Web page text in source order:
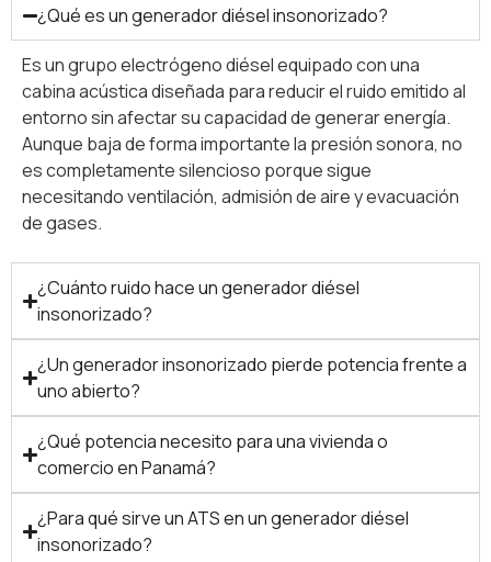
¿Qué es un generador diésel insonorizado?
Es un grupo electrógeno diésel equipado con una
cabina acústica diseñada para reducir el ruido emitido al
entorno sin afectar su capacidad de generar energía.
Aunque baja de forma importante la presión sonora, no
es completamente silencioso porque sigue
necesitando ventilación, admisión de aire y evacuación
de gases.
¿Cuánto ruido hace un generador diésel
insonorizado?
¿Un generador insonorizado pierde potencia frente a
uno abierto?
¿Qué potencia necesito para una vivienda o
comercio en Panamá?
¿Para qué sirve un ATS en un generador diésel
insonorizado?